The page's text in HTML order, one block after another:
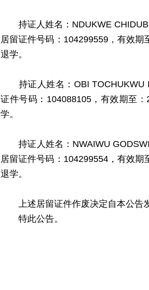
持证人姓名：NDUKWE
居留证件号码：104299559，有效期
退学。
持证人姓名：OBI TOCHUKWU
证件号码：104088105，有效期至
学。
持证人姓名：NWAIWU
居留证件号码：104299554，有效期
退学。
上述居留证件作废决定自本公告发
特此公告。